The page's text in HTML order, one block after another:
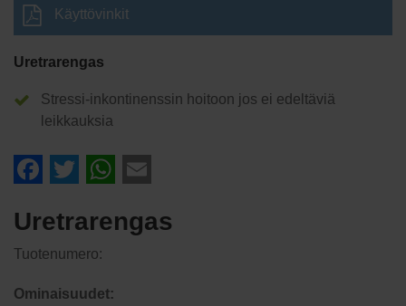
Käyttövinkit
Uretrarengas
Stressi-inkontinenssin hoitoon jos ei edeltäviä
leikkauksia
Facebook
TwitterWhatsApp
Uretrarengas
Tuotenumero:
Ominaisuudet: